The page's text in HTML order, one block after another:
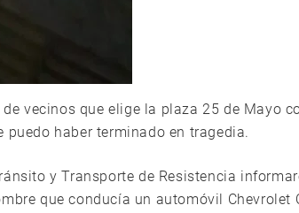
vecinos que elige la plaza 25 de Mayo
haber terminado en tragedia.
y Transporte de Resistencia
que conducía un automóvil Chevrolet